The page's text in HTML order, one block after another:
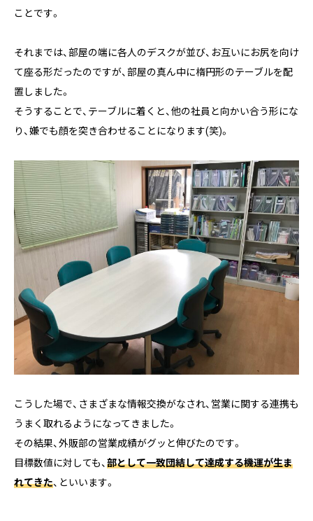
ことです。
それまでは、部屋の端に各人のデスクが並び、お互いにお尻を向け
て座る形だったのですが、部屋の真ん中に楕円形のテーブルを配
置しました。
そうすることで、テーブルに着くと、他の社員と向かい合う形にな
り、嫌でも顔を突き合わせることになります(笑)。
こうした場で、さまざまな情報交換がなされ、営業に関する連携も
うまく取れるようになってきました。
その結果、外販部の営業成績がグッと伸びたのです。
目標数値に対しても、部として一致団結して達成する機運が生ま
れてきた、といいます。